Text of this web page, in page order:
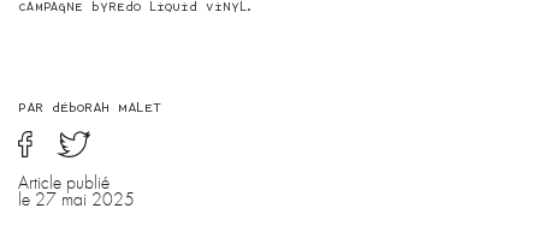
CAMPAGNE BYREDO LIQUID VINYL.
PAR DÉBORAH MALET
Article publié
le 27 mai 2025